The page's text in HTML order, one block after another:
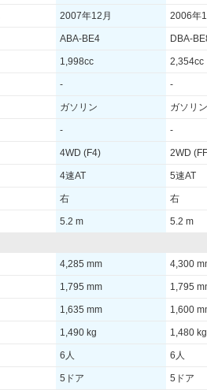
2007年12月 2006年
ABA-BE4 DBA-
1,998cc 2,354cc
- -
ガソリン ガソリン
- -
4WD (F4) 2WD
4速AT 5速AT
右 右
5.2 m 5.2 m
4,285 mm 4,300
1,795 mm 1,795
1,635 mm 1,600
1,490 kg 1,480 kg
6人 6人
5ドア 5ドア